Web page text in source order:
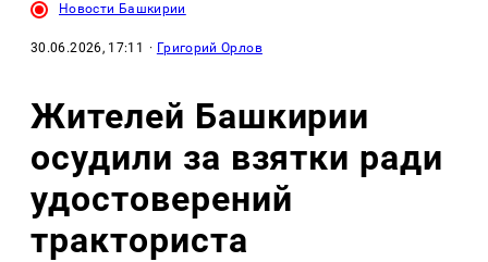
Новости Башкирии
30.06.2026, 17:11 · Григорий Орлов
Жителей Башкирии
осудили за взятки ради
удостоверений
тракториста